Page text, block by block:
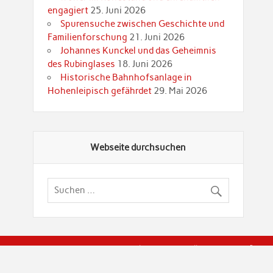
engagiert 25. Juni 2026
Spurensuche zwischen Geschichte und
Familienforschung 21. Juni 2026
Johannes Kunckel und das Geheimnis
des Rubinglases 18. Juni 2026
Historische Bahnhofsanlage in
Hohenleipisch gefährdet 29. Mai 2026
Webseite durchsuchen
© Brandenburgische Genealogische Gesellschaft (BGG)